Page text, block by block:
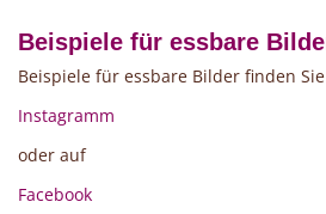
Beispiele für essbare
Beispiele für essbare Bilder finden
Instagramm
oder auf
Facebook